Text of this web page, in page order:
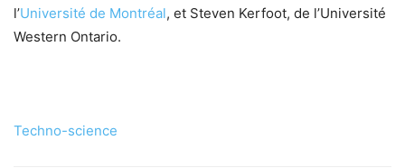
l’Université de Montréal, et Steven Kerfoot, de l’Université
Western Ontario.
Techno-science